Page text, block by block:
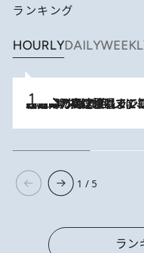
ランキング
HOURLYDAILY
2026.8.7
「湘南乃風に憧れて」観客大盛上がりの“タオル回し”に、ラッパー顔負けの高速歌唱まで…さだまさし（74）のアグレッシブすぎる現在地
1 / 5
ラン